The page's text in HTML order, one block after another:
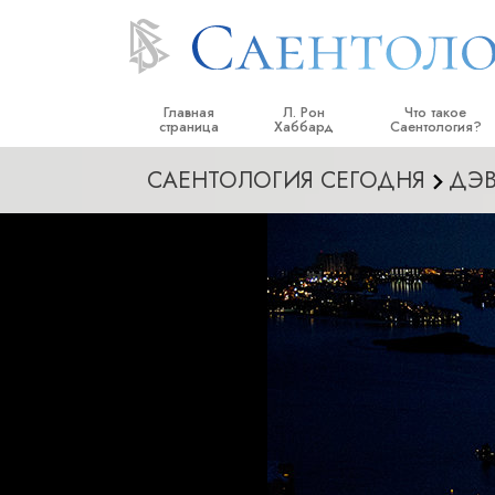
Главная
страница
Л. Рон
Хаббард
Что такое
Саентология?
Верования и
Что саентологи
Саентологии
Познакомьтесь с
Основные
Введение в
САЕНТОЛОГИЯ СЕГОДНЯ